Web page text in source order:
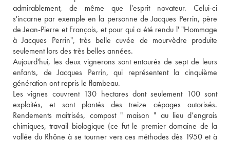
admirablement, de même que l'esprit novateur. Celui-ci
s'incarne par exemple en la personne de Jacques Perrin, père
de Jean-Pierre et François, et pour qui a été rendu l' "Hommage
à Jacques Perrin", très belle cuvée de mourvèdre produite
seulement lors des très belles années.
Aujourd'hui, les deux vignerons sont entourés de sept de leurs
enfants, de Jacques Perrin, qui représentent la cinquième
génération ont repris le flambeau.
Les vignes couvrent 130 hectares dont seulement 100 sont
exploités, et sont plantés des treize cépages autorisés.
Rendements maitrisés, compost " maison " au lieu d’engrais
chimiques, travail biologique (ce fut le premier domaine de la
vallée du Rhône à se tourner vers ces méthodes dès 1950 et à